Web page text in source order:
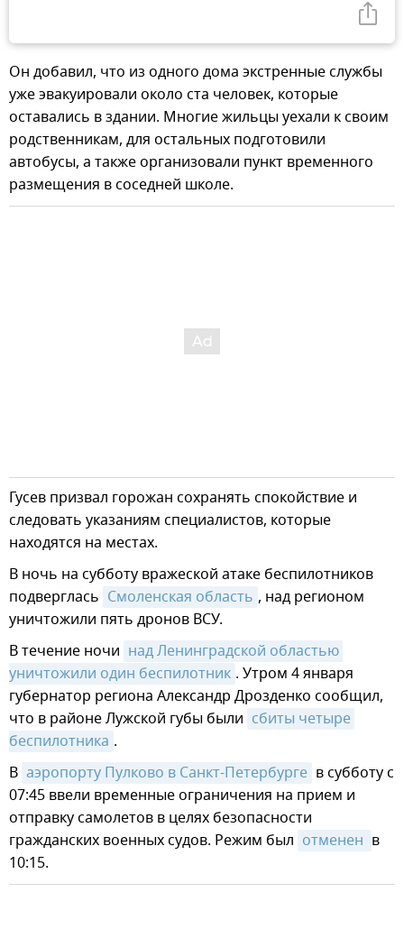
Он добавил, что из одного дома экстренные службы
уже эвакуировали около ста человек, которые
оставались в здании. Многие жильцы уехали к своим
родственникам, для остальных подготовили
автобусы, а также организовали пункт временного
размещения в соседней школе.
Гусев призвал горожан сохранять спокойствие и
следовать указаниям специалистов, которые
находятся на местах.
В ночь на субботу вражеской атаке беспилотников
подверглась Смоленская область , над регионом
уничтожили пять дронов ВСУ.
В течение ночи над Ленинградской областью
уничтожили один беспилотник . Утром 4 января
губернатор региона Александр Дрозденко сообщил,
что в районе Лужской губы были сбиты четыре
беспилотника .
В аэропорту Пулково в Санкт-Петербурге в субботу с
07:45 ввели временные ограничения на прием и
отправку самолетов в целях безопасности
гражданских военных судов. Режим был отменен в
10:15.